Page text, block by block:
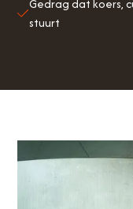
Gedrag dat koers,
stuurt